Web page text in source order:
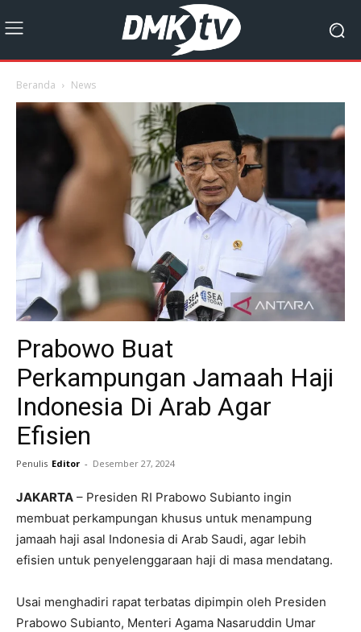
Beranda News
Prabowo Buat
Perkampungan Jamaah Haji
Indonesia Di Arab Agar
Efisien
Penulis Editor - Desember 27, 2024
JAKARTA – Presiden RI Prabowo Subianto ingin
membuat perkampungan khusus untuk menampung
jamaah haji asal Indonesia di Arab Saudi, agar lebih
efisien untuk penyelenggaraan haji di masa mendatang.
Usai menghadiri rapat terbatas dipimpin oleh Presiden
Prabowo Subianto, Menteri Agama Nasaruddin Umar